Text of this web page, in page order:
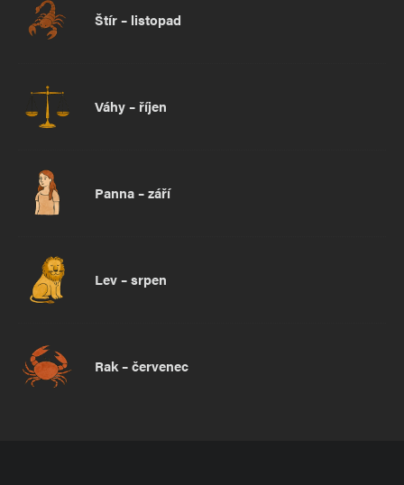
Štír – listopad
Váhy – říjen
Panna – září
Lev – srpen
Rak – červenec